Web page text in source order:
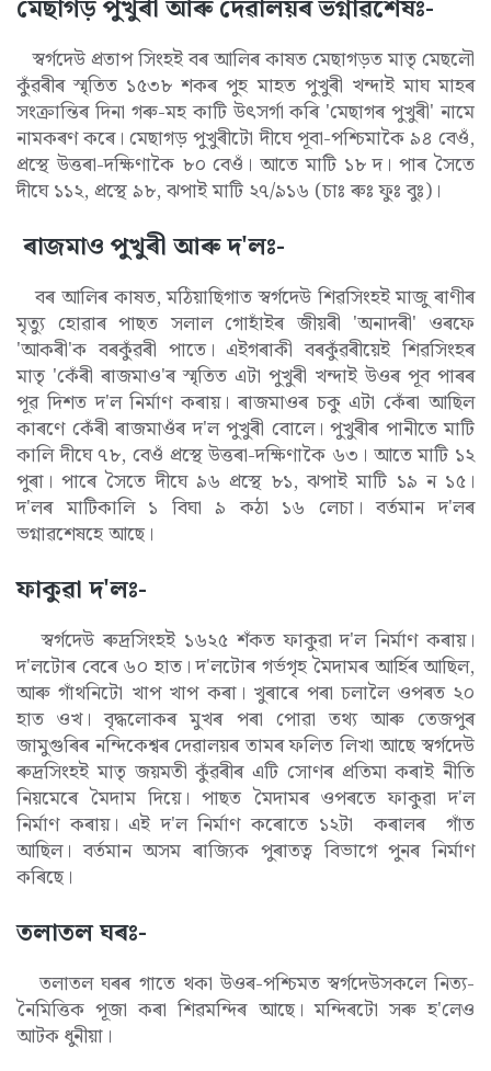
মেছাগড় পুখুৰী আৰু দেৱালয়ৰ ভগ্নাৱশেষঃ-
স্বৰ্গদেউ প্ৰতাপ সিংহই বৰ আলিৰ কাষত মেছাগড়ত মাতৃ মেছলৌ
কুঁৱৰীৰ স্মৃতিত ১৫৩৮ শকৰ পুহ মাহত পুখুৰী খন্দাই মাঘ মাহৰ
সংক্ৰান্তিৰ দিনা গৰু-মহ কাটি উৎসৰ্গা কৰি 'মেছাগৰ পুখুৰী' নামে
নামকৰণ কৰে। মেছাগড় পুখুৰীটো দীঘে পূবা-পশ্চিমাকৈ ৯৪ বেওঁ,
প্ৰস্থে উত্তৰা-দক্ষিণাকৈ ৮০ বেওঁ। আতে মাটি ১৮ দ। পাৰ সৈতে
দীঘে ১১২, প্ৰস্থে ৯৮, ঝপাই মাটি ২৭/৯১৬ (চাঃ ৰুঃ ফুঃ বুঃ)।
ৰাজমাও পুখুৰী আৰু দ'লঃ-
বৰ আলিৰ কাষত, মঠিয়াছিগাত স্বৰ্গদেউ শিৱসিংহই মাজু ৰাণীৰ
মৃত্যু হোৱাৰ পাছত সলাল গোহাঁইৰ জীয়ৰী 'অনাদৰী' ওৰফে
'আকৰী'ক বৰকুঁৱৰী পাতে। এইগৰাকী বৰকুঁৱৰীয়েই শিৱসিংহৰ
মাতৃ 'কেঁৰী ৰাজমাও'ৰ স্মৃতিত এটা পুখুৰী খন্দাই উওৰ পূব পাৰৰ
পূৱ দিশত দ'ল নিৰ্মাণ কৰায়। ৰাজমাওৰ চকু এটা কেঁৰা আছিল
কাৰণে কেঁৰী ৰাজমাওঁৰ দ'ল পুখুৰী বোলে। পুখুৰীৰ পানীতে মাটি
কালি দীঘে ৭৮, বেওঁ প্ৰস্থে উত্তৰা-দক্ষিণাকৈ ৬৩। আতে মাটি ১২
পুৰা। পাৰে সৈতে দীঘে ৯৬ প্ৰস্থে ৮১, ঝপাই মাটি ১৯ ন ১৫।
দ'লৰ মাটিকালি ১ বিঘা ৯ কঠা ১৬ লেচা। বৰ্তমান দ'লৰ
ভগ্নাৱশেষহে আছে।
ফাকুৱা দ'লঃ-
স্বৰ্গদেউ ৰুদ্ৰসিংহই ১৬২৫ শঁকত ফাকুৱা দ'ল নিৰ্মাণ কৰায়।
দ'লটোৰ বেৰে ৬০ হাত। দ'লটোৰ গৰ্ভগৃহ মৈদামৰ আৰ্হিৰ আছিল,
আৰু গাঁথনিটো খাপ খাপ কৰা। খুৰাৰে পৰা চলালৈ ওপৰত ২০
হাত ওখ। বৃদ্ধলোকৰ মুখৰ পৰা পোৱা তথ্য আৰু তেজপুৰ
জামুগুৰিৰ নন্দিকেশ্বৰ দেৱালয়ৰ তামৰ ফলিত লিখা আছে স্বৰ্গদেউ
ৰুদ্ৰসিংহই মাতৃ জয়মতী কুঁৱৰীৰ এটি সোণৰ প্ৰতিমা কৰাই নীতি
নিয়মেৰে মৈদাম দিয়ে। পাছত মৈদামৰ ওপৰতে ফাকুৱা দ'ল
নিৰ্মাণ কৰায়। এই দ'ল নিৰ্মাণ কৰোতে ১২টা কৰালৰ গাঁত
আছিল। বৰ্তমান অসম ৰাজ্যিক পুৰাতত্ব বিভাগে পুনৰ নিৰ্মাণ
কৰিছে।
তলাতল ঘৰঃ-
তলাতল ঘৰৰ গাতে থকা উওৰ-পশ্চিমত স্বৰ্গদেউসকলে নিত্য-
নৈমিত্তিক পূজা কৰা শিৱমন্দিৰ আছে। মন্দিৰটো সৰু হ'লেও
আটক ধুনীয়া।